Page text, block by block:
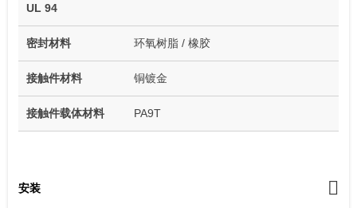
UL 94
密封材料 环氧树脂 / 橡胶
接触件材料 铜镀金
接触件载体材料 PA9T
安装